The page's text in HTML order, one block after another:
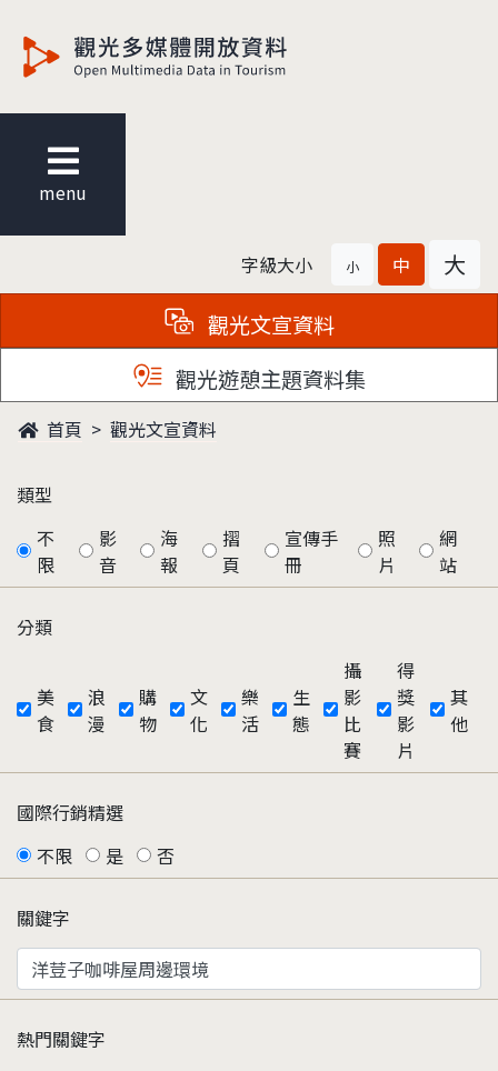
menu
字級大小 小 中 大
觀光文宣資料
觀光遊憩主題資料集
首頁 觀光文宣資料
類型
不
限
影
音
海
報
摺
頁
宣傳手
冊
照
片
網
站
分類
美
食
浪
漫
購
物
文
化
樂
活
生
態
攝
影
比
賽
得
獎
影
片
其
他
國際行銷精選
不限
是 否
關鍵字
熱門關鍵字